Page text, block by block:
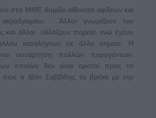
στα ΜΜΕ θυμίζει αίθουσα αφίξεων και
Άλλοι γνωρίζουν τον
και άλλοι αλλάζουν πορεία, ενώ έχουν
άλλου καταλήγουν σε άλλο σημείο. Η
συνάρτηση πολλών παραγόντων,
οποίων δεν είναι ορατοί προς το
πως ο Ιβάν Σαββίδης τα βρήκε με την